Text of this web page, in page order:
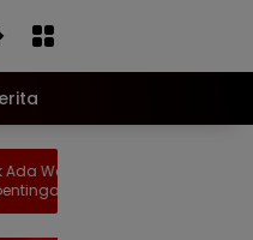
Yang Ada Hanya
Gorontalo